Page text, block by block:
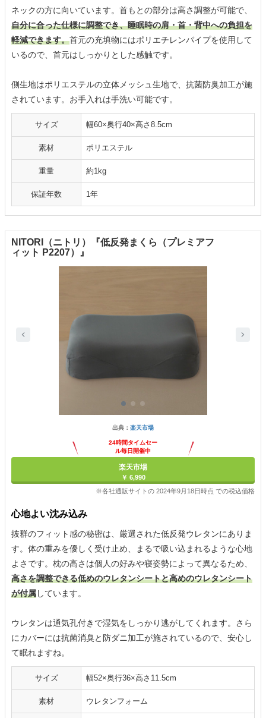
ネックの方に向いています。首もとの部分は高さ調整が可能で、
自分に合った仕様に調整でき、睡眠時の肩・首・背中への負担を
軽減できます。首元の充填物にはポリエチレンパイプを使用して
いるので、首元はしっかりとした感触です。
側生地はポリエステルの立体メッシュ生地で、抗菌防臭加工が施
されています。お手入れは手洗い可能です。
サイズ 幅60×奥行40×高さ8.5cm
素材 ポリエステル
重量 約1kg
保証年数 1年
NITORI（ニトリ）『低反発まくら（プレミアフ
ィット P2207）』
出典： 楽天市場
24時間タイムセー
ル毎日開催中
楽天市場
￥ 6,990
※各社通販サイトの 2024年9月18日時点 での税込価格
心地よい沈み込み
抜群のフィット感の秘密は、厳選された低反発ウレタンにありま
す。体の重みを優しく受け止め、まるで吸い込まれるような心地
よさです。枕の高さは個人の好みや寝姿勢によって異なるため、
高さを調整できる低めのウレタンシートと高めのウレタンシート
が付属しています。
ウレタンは通気孔付きで湿気をしっかり逃がしてくれます。さら
にカバーには抗菌消臭と防ダニ加工が施されているので、安心し
て眠れますね。
サイズ 幅52×奥行36×高さ11.5cm
素材 ウレタンフォーム